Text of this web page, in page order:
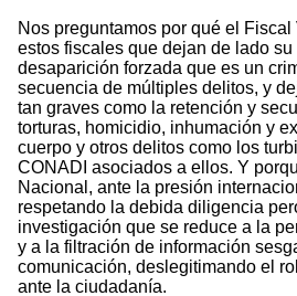
Nos preguntamos por qué el
estos fiscales que dejan de lado
desaparición forzada que es un
secuencia de múltiples delitos, y
tan graves como la retención y
torturas, homicidio, inhumación y
cuerpo y otros delitos como los
CONADI asociados a ellos. Y
Nacional, ante la presión
respetando la debida diligencia
investigación que se reduce a la
y a la filtración de información
comunicación, deslegitimando el
ante la ciudadanía.